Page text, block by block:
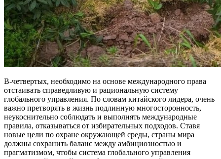
В-четвертых, необходимо на основе международного права
отстаивать справедливую и рациональную систему
глобального управления. По словам китайского лидера, очень
важно претворять в жизнь подлинную многосторонность,
неукоснительно соблюдать и выполнять международные
правила, отказываться от избирательных подходов. Ставя
новые цели по охране окружающей среды, страны мира
должны сохранить баланс между амбициозностью и
прагматизмом, чтобы система глобального управления